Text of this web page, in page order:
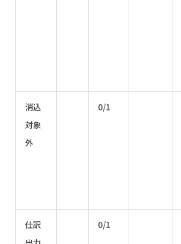
消込
対象
外
0/1
仕訳
0/1